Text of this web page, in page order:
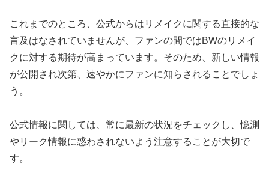
これまでのところ、公式からはリメイクに関する直接的な
言及はなされていませんが、ファンの間ではBWのリメイ
クに対する期待が高まっています。そのため、新しい情報
が公開され次第、速やかにファンに知らされることでしょ
う。
公式情報に関しては、常に最新の状況をチェックし、憶測
やリーク情報に惑わされないよう注意することが大切で
す。